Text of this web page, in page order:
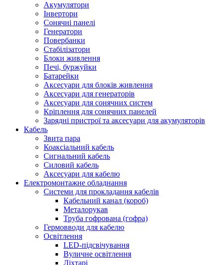
Акумулятори
Інвертори
Сонячні панелі
Генератори
Повербанки
Стабілізатори
Блоки живлення
Печі, буржуйки
Батарейки
Аксесуари для блоків живлення
Аксесуари для генераторів
Аксесуари для сонячних систем
Кріплення для сонячних панелей
Зарядні пристрої та аксесуари для акумуляторів
Кабель
Звита пара
Коаксіальний кабель
Сигнальний кабель
Силовий кабель
Аксесуари для кабелю
Електромонтажне обладнання
Системи для прокладання кабелів
Кабельний канал (короб)
Металорукав
Труба гофрована (гофра)
Гермовводи для кабелю
Освітлення
LED-підсвічування
Вуличне освітлення
Ліхтарі